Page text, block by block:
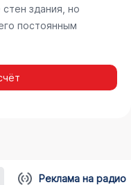
здания, но
постоянным
Реклама на радио